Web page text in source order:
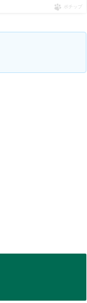
ポチップ